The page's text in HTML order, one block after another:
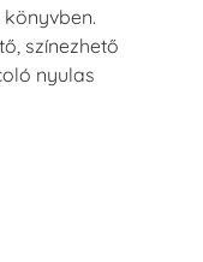
színezhető
nyulas